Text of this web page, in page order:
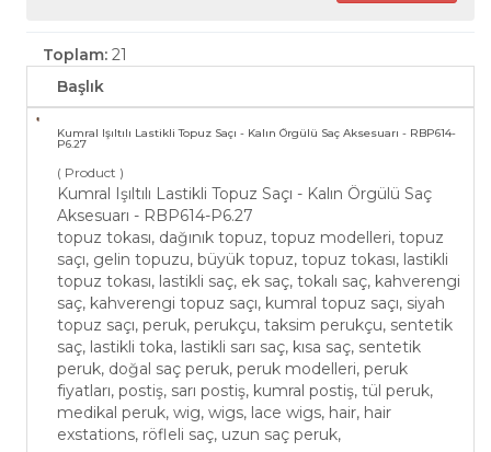
Toplam: 21
Başlık
Kumral Işıltılı Lastikli Topuz Saçı - Kalın Örgülü Saç Aksesuarı - RBP614-
P6.27
( Product )
Kumral Işıltılı Lastikli Topuz Saçı - Kalın Örgülü Saç
Aksesuarı - RBP614-P6.27
topuz tokası, dağınık topuz, topuz modelleri, topuz
saçı, gelin topuzu, büyük topuz, topuz tokası, lastikli
topuz tokası, lastikli saç, ek saç, tokalı saç, kahverengi
saç, kahverengi topuz saçı, kumral topuz saçı, siyah
topuz saçı, peruk, perukçu, taksim perukçu, sentetik
saç, lastikli toka, lastikli sarı saç, kısa saç, sentetik
peruk, doğal saç peruk, peruk modelleri, peruk
fiyatları, postiş, sarı postiş, kumral postiş, tül peruk,
medikal peruk, wig, wigs, lace wigs, hair, hair
exstations, röfleli saç, uzun saç peruk,